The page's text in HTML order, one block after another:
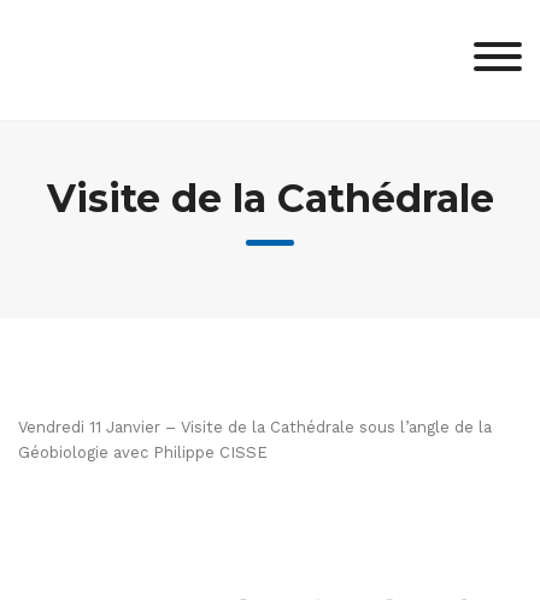
Visite de la Cathédrale
Vendredi 11 Janvier – Visite de la Cathédrale sous l’angle de la
Géobiologie avec Philippe CISSE